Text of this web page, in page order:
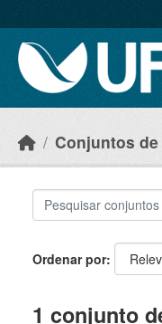
Conjuntos
Ordenar por
1 conjunto